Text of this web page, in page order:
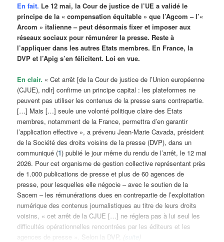
En fait. Le 12 mai, la Cour de justice de l’UE a validé le
principe de la « compensation équitable » que l’Agcom – l’«
Arcom » italienne – peut désormais fixer et imposer aux
réseaux sociaux pour rémunérer la presse. Reste à
l’appliquer dans les autres Etats membres. En France, la
DVP et l’Apig s’en félicitent. Loi en vue.
En clair. « Cet arrêt [de la Cour de justice de l’Union européenne
(CJUE), ndlr] confirme un principe capital : les plateformes ne
peuvent pas utiliser les contenus de la presse sans contrepartie.
[…] Mais […] seule une volonté politique claire des Etats
membres, notamment de la France, permettra d’en garantir
l’application effective », a prévenu Jean-Marie Cavada, président
de la Société des droits voisins de la presse (DVP), dans un
communiqué (1) publié le jour même du rendu de l’arrêt, le 12 mai
2026. Pour cet organisme de gestion collective représentant près
de 1.000 publications de presse et plus de 60 agences de
presse, pour lesquelles elle négocie – avec le soutien de la
Sacem – les rémunérations dues en contrepartie de l’exploitation
numérique des contenus journalistiques au titre de leurs droits
voisins, « cet arrêt de la CJUE […] ne réglera pas à lui seul les
difficultés opérationnelles rencontrées par les éditeurs et les
agences de presse ». Selon la DVP,
suite